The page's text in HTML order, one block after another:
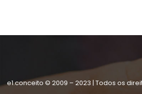
e1.conceito © 2009 – 2023 | Todos os